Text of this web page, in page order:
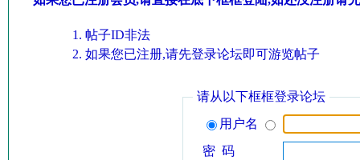
帖子ID非法
如果您已注册,请先登录论坛即可游览帖子
请从以下框框登录论坛
用户名
密 码